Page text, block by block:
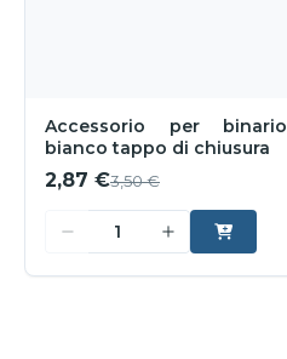
Accessorio per binario
bianco tappo di chiusura
2,87 €3,50 €